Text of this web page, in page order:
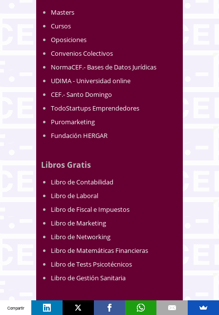
Masters
Cursos
Oposiciones
Convenios Colectivos
NormaCEF.- Bases de Datos Jurídicas
UDIMA - Universidad online
CEF.- Santo Domingo
TodoStartups Emprendedores
Puromarketing
Fundación HERGAR
Libros Gratis
Libro de Contabilidad
Libro de Laboral
Libro de Fiscal e Impuestos
Libro de Marketing
Libro de Networking
Libro de Matemáticas Financieras
Libro de Tests Psicotécnicos
Libro de Gestión Sanitaria
Blogs
Compartir